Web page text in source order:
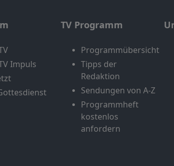
Impuls
TV Programm
Programmübersicht
Tipps der
Redaktion
Sendungen von A-Z
Programmheft
kostenlos
anfordern